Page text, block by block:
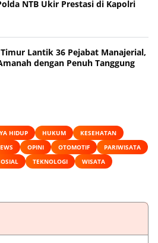
NTB Ukir Prestasi di Kapolri
Lantik 36 Pejabat Manajerial,
dengan Penuh Tanggung
HIDUP HUKUM
KESEHATAN
OPINI OTOMOTIF
PARIWISATA
TEKNOLOGI
WISATA